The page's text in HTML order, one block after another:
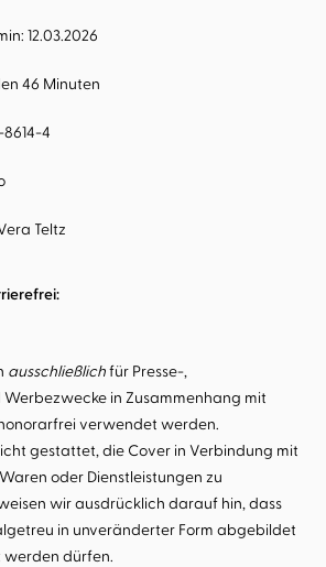
12.03.2026
46 Minuten
8614-4
Teltz
ausschließlichfür Presse-,
in Zusammenhang mit
verwendet werden.
gestattet, die Cover in Verbindung mit
oder Dienstleistungen zu
wir ausdrücklich darauf hin, dass
in unveränderter Form abgebildet
dürfen.